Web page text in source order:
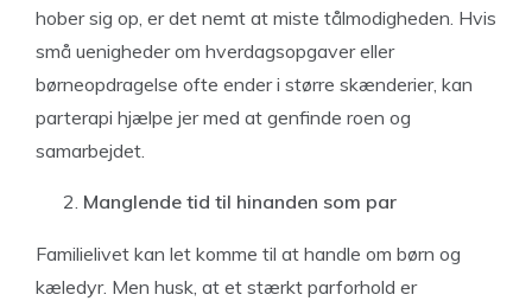
hober sig op, er det nemt at miste tålmodigheden. Hvis
små uenigheder om hverdagsopgaver eller
børneopdragelse ofte ender i større skænderier, kan
parterapi hjælpe jer med at genfinde roen og
samarbejdet.
Manglende tid til hinanden som par
Familielivet kan let komme til at handle om børn og
kæledyr. Men husk, at et stærkt parforhold er